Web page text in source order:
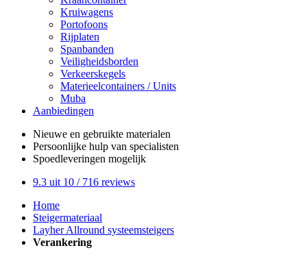
Kruiwagens
Portofoons
Rijplaten
Spanbanden
Veiligheidsborden
Verkeerskegels
Materieelcontainers / Units
Muba
Aanbiedingen
Nieuwe en gebruikte materialen
Persoonlijke hulp van specialisten
Spoedleveringen mogelijk
9.3 uit 10 / 716 reviews
Home
Steigermateriaal
Layher Allround systeemsteigers
Verankering